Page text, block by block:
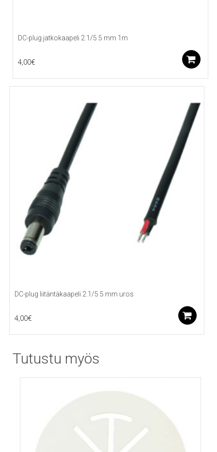
DC-plug jatkokaapeli 2.1/5.5 mm 1m
4,00€
DC-plug liitäntäkaapeli 2.1/5.5 mm uros
4,00€
Tutustu myös